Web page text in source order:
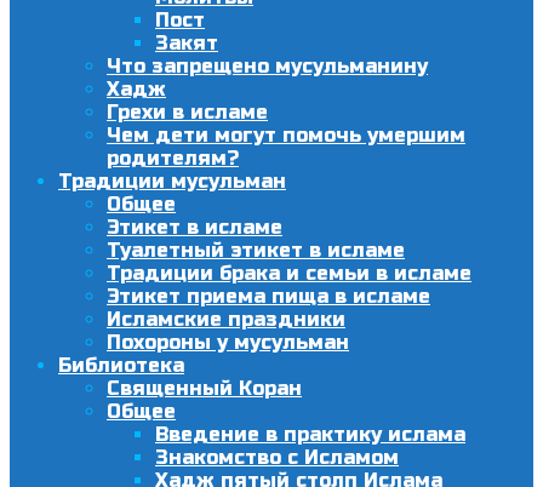
Пост
Закят
Что запрещено мусульманину
Хадж
Грехи в исламе
Чем дети могут помочь умершим
родителям?
Традиции мусульман
Общее
Этикет в исламе
Туалетный этикет в исламе
Традиции брака и семьи в исламе
Этикет приема пища в исламе
Исламские праздники
Похороны у мусульман
Библиотека
Священный Коран
Общее
Введение в практику ислама
Знакомство с Исламом
Хадж пятый столп Ислама